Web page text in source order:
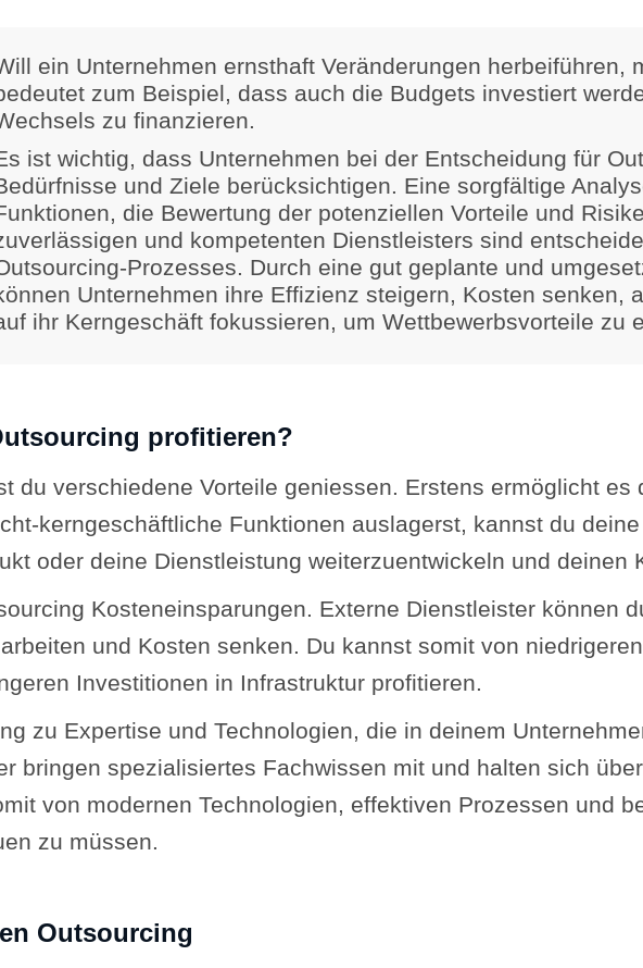
ein Unternehmen ernsthaft Veränderungen herbeiführen,
zum Beispiel, dass auch die Budgets investiert
zu finanzieren.
ist wichtig, dass Unternehmen bei der Entscheidung für
und Ziele berücksichtigen. Eine sorgfältige
die Bewertung der potenziellen Vorteile und
und kompetenten Dienstleisters sind
Prozesses. Durch eine gut geplante und
Unternehmen ihre Effizienz steigern, Kosten senken,
ihr Kerngeschäft fokussieren, um Wettbewerbsvorteile zu
profitieren?
du verschiedene Vorteile geniessen. Erstens ermöglicht
kerngeschäftliche Funktionen auslagerst, kannst du
oder deine Dienstleistung weiterzuentwickeln und deinen
Kosteneinsparungen. Externe Dienstleister können
und Kosten senken. Du kannst somit von
Investitionen in Infrastruktur profitieren.
zu Expertise und Technologien, die in deinem
bringen spezialisiertes Fachwissen mit und halten sich
von modernen Technologien, effektiven Prozessen und
zu müssen.
Outsourcing